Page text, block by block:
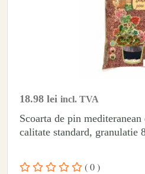
18.98 lei incl. TVA
Scoarta de pin
( 0 )